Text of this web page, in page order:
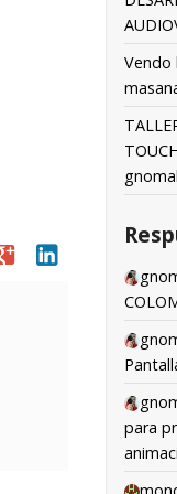
linkedin
Vendo
para